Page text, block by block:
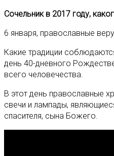
Сочельник в 2017 году,
6 января, православные
Какие традиции
день 40-дневного
всего человечества.
В этот день православные
свечи и лампады,
спасителя, сына Божего.